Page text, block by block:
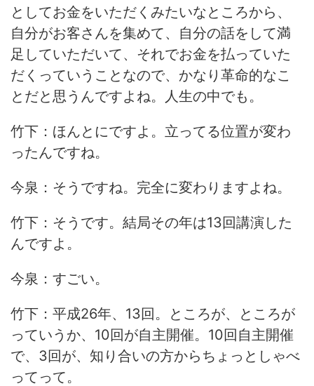
としてお金をいただくみたいなところから、
自分がお客さんを集めて、自分の話をして満
足していただいて、それでお金を払っていた
だくっていうことなので、かなり革命的なこ
とだと思うんですよね。人生の中でも。
竹下：ほんとにですよ。立ってる位置が変わ
ったんですね。
今泉：そうですね。完全に変わりますよね。
竹下：そうです。結局その年は13回講演した
んですよ。
今泉：すごい。
竹下：平成26年、13回。ところが、ところが
っていうか、10回が自主開催。10回自主開催
で、3回が、知り合いの方からちょっとしゃべ
ってって。